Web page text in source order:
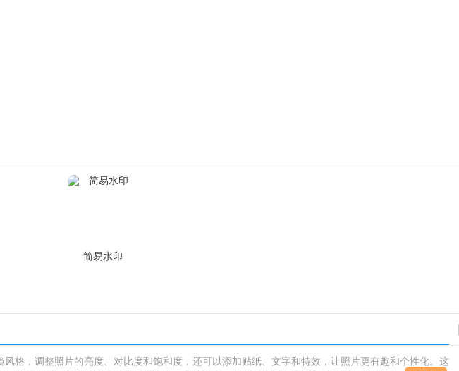
简易水印
格，调整照片的亮度、对比度和饱和度，还可以添加贴纸、文字和特效，让照片更有趣和个性化。这